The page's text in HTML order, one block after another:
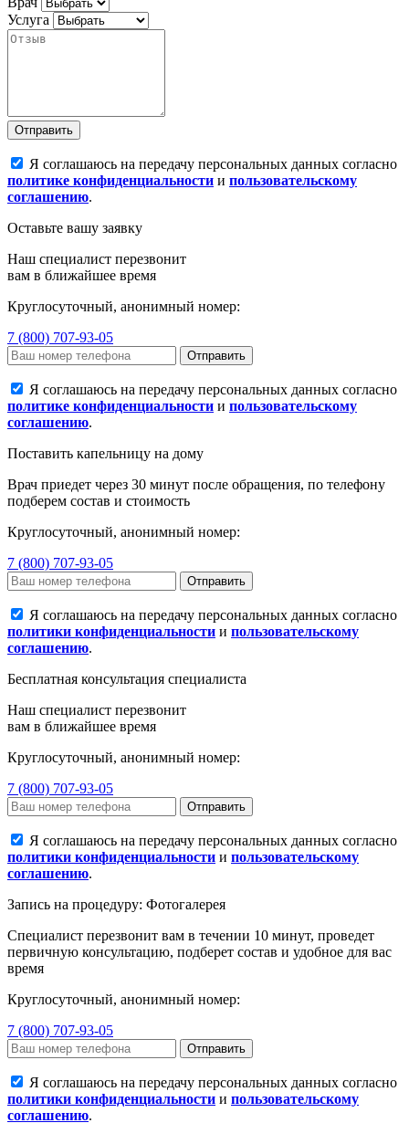
Услуга
Отправить
Я соглашаюсь на передачу персональных данных согласно
политике конфиденциальности и пользовательскому
соглашению.
Оставьте вашу заявку
Наш специалист перезвонит
вам в ближайшее время
Круглосуточный, анонимный номер:
7 (800) 707-93-05
Отправить
Я соглашаюсь на передачу персональных данных согласно
политике конфиденциальности и пользовательскому
соглашению.
Поставить капельницу на дому
Врач приедет через 30 минут после обращения, по телефону
подберем состав и стоимость
Круглосуточный, анонимный номер:
7 (800) 707-93-05
Отправить
Я соглашаюсь на передачу персональных данных согласно
политики конфиденциальности и пользовательскому
соглашению.
Бесплатная консультация специалиста
Наш специалист перезвонит
вам в ближайшее время
Круглосуточный, анонимный номер:
7 (800) 707-93-05
Отправить
Я соглашаюсь на передачу персональных данных согласно
политики конфиденциальности и пользовательскому
соглашению.
Запись на процедуру: Фотогалерея
Специалист перезвонит вам в течении 10 минут, проведет
первичную консультацию, подберет состав и удобное для вас
время
Круглосуточный, анонимный номер:
7 (800) 707-93-05
Отправить
Я соглашаюсь на передачу персональных данных согласно
политики конфиденциальности и пользовательскому
соглашению.